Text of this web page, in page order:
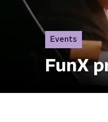
Events
FunX